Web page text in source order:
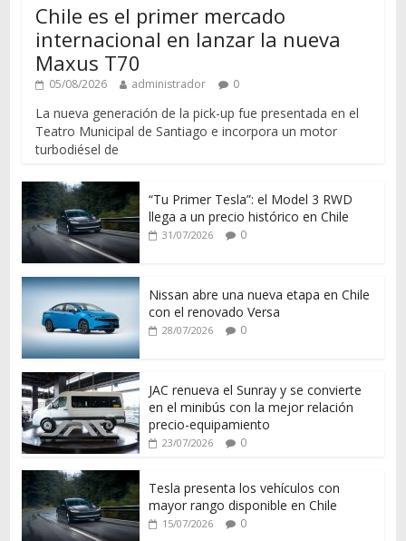
Chile es el primer mercado
internacional en lanzar la nueva
Maxus T70
05/08/2026 administrador 0
La nueva generación de la pick-up fue presentada en el
Teatro Municipal de Santiago e incorpora un motor
turbodiésel de
“Tu Primer Tesla”: el Model 3 RWD
llega a un precio histórico en Chile
31/07/2026 0
Nissan abre una nueva etapa en Chile
con el renovado Versa
28/07/2026 0
JAC renueva el Sunray y se convierte
en el minibús con la mejor relación
precio-equipamiento
23/07/2026 0
Tesla presenta los vehículos con
mayor rango disponible en Chile
15/07/2026 0